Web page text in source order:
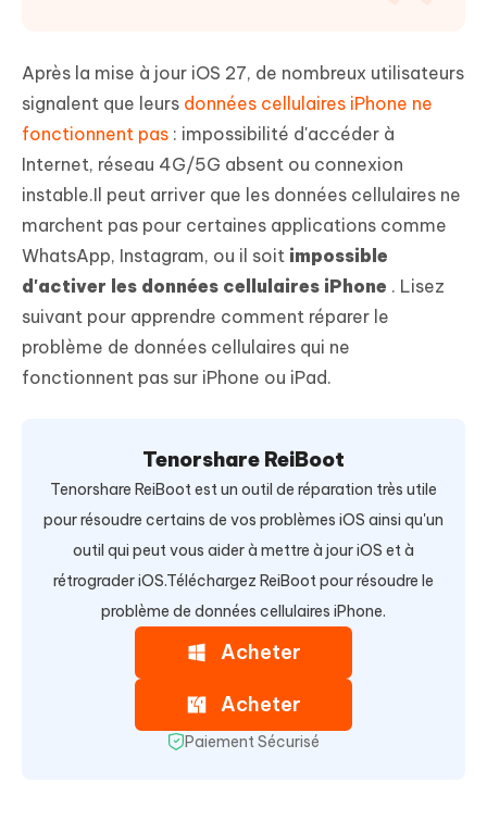
Après la mise à jour iOS 27, de nombreux utilisateurs
signalent que leurs données cellulaires iPhone ne
fonctionnent pas : impossibilité d'accéder à
Internet, réseau 4G/5G absent ou connexion
instable.Il peut arriver que les données cellulaires ne
marchent pas pour certaines applications comme
WhatsApp, Instagram, ou il soit impossible
d'activer les données cellulaires iPhone . Lisez
suivant pour apprendre comment réparer le
problème de données cellulaires qui ne
fonctionnent pas sur iPhone ou iPad.
Tenorshare ReiBoot
Tenorshare ReiBoot est un outil de réparation très utile
pour résoudre certains de vos problèmes iOS ainsi qu'un
outil qui peut vous aider à mettre à jour iOS et à
rétrograder iOS.Téléchargez ReiBoot pour résoudre le
problème de données cellulaires iPhone.
Acheter
Acheter
Paiement Sécurisé